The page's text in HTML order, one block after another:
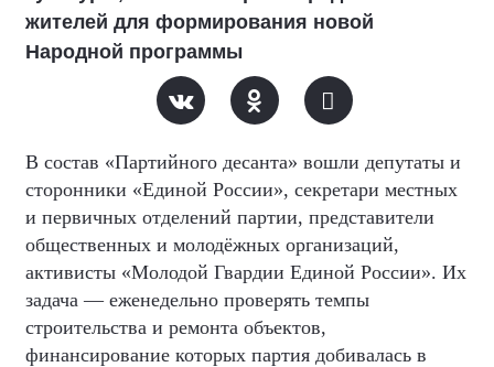
жителей для формирования новой
Народной программы
В состав «Партийного десанта» вошли депутаты и
сторонники «Единой России», секретари местных
и первичных отделений партии, представители
общественных и молодёжных организаций,
активисты «Молодой Гвардии Единой России». Их
задача — еженедельно проверять темпы
строительства и ремонта объектов,
финансирование которых партия добивалась в